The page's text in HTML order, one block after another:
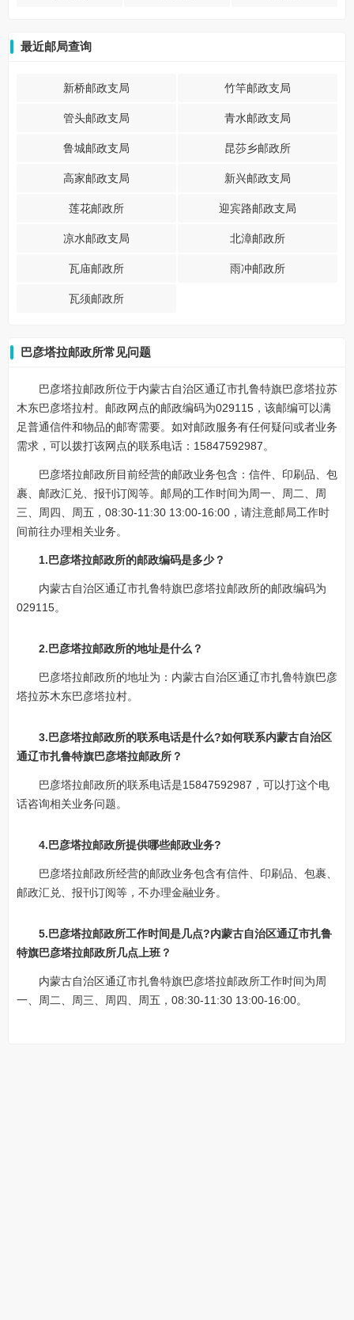
最近邮局查询
新桥邮政支局 竹竿邮政支局
管头邮政支局 青水邮政支局
鲁城邮政支局 昆莎乡邮政所
高家邮政支局 新兴邮政支局
莲花邮政所 迎宾路邮政支局
凉水邮政支局 北漳邮政所
瓦庙邮政所 雨冲邮政所
瓦须邮政所
巴彦塔拉邮政所常见问题
巴彦塔拉邮政所位于内蒙古自治区通辽市扎鲁特旗巴彦塔拉苏
木东巴彦塔拉村。邮政网点的邮政编码为029115，该邮编可以满
足普通信件和物品的邮寄需要。如对邮政服务有任何疑问或者业务
需求，可以拨打该网点的联系电话：15847592987。
巴彦塔拉邮政所目前经营的邮政业务包含：信件、印刷品、包
裹、邮政汇兑、报刊订阅等。邮局的工作时间为周一、周二、周
三、周四、周五，08:30-11:30 13:00-16:00，请注意邮局工作时
间前往办理相关业务。
1.巴彦塔拉邮政所的邮政编码是多少？
内蒙古自治区通辽市扎鲁特旗巴彦塔拉邮政所的邮政编码为
029115。
2.巴彦塔拉邮政所的地址是什么？
巴彦塔拉邮政所的地址为：内蒙古自治区通辽市扎鲁特旗巴彦
塔拉苏木东巴彦塔拉村。
3.巴彦塔拉邮政所的联系电话是什么?如何联系内蒙古自治区
通辽市扎鲁特旗巴彦塔拉邮政所？
巴彦塔拉邮政所的联系电话是15847592987，可以打这个电
话咨询相关业务问题。
4.巴彦塔拉邮政所提供哪些邮政业务?
巴彦塔拉邮政所经营的邮政业务包含有信件、印刷品、包裹、
邮政汇兑、报刊订阅等，不办理金融业务。
5.巴彦塔拉邮政所工作时间是几点?内蒙古自治区通辽市扎鲁
特旗巴彦塔拉邮政所几点上班？
内蒙古自治区通辽市扎鲁特旗巴彦塔拉邮政所工作时间为周
一、周二、周三、周四、周五，08:30-11:30 13:00-16:00。